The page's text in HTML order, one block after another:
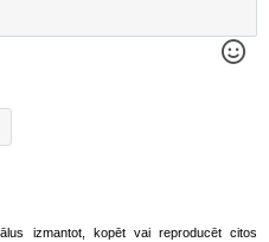
izmantot, kopēt vai reproducēt citos